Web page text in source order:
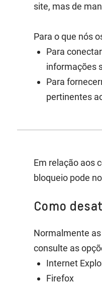
site, mas de
Para o que nós
Para
informações
Para
pertinentes
Em relação aos
bloqueio pode
Como
Normalmente
consulte as
Internet
Firefox